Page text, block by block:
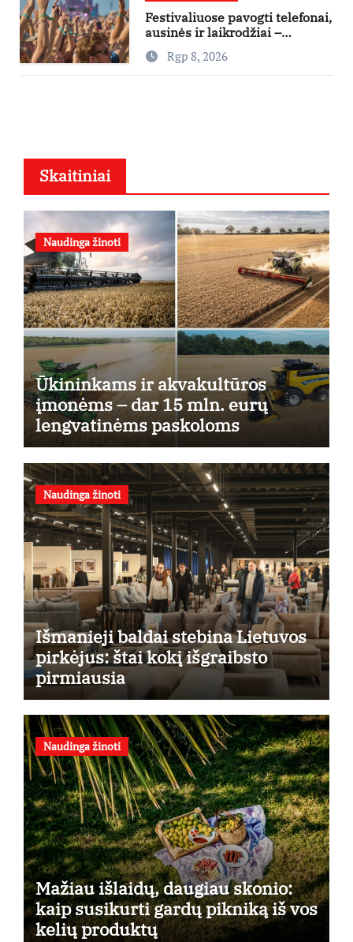
Festivaliuose pavogti telefonai,
ausinės ir laikrodžiai –
ekspertai primena apie
didžiausias finansines rizikas
Rgp 8, 2026
Skaitiniai
Naudinga žinoti
Ūkininkams ir akvakultūros
įmonėms – dar 15 mln. eurų
lengvatinėms paskoloms
Naudinga žinoti
Išmanieji baldai stebina Lietuvos
pirkėjus: štai kokį išgraibsto
pirmiausia
Naudinga žinoti
Mažiau išlaidų, daugiau skonio:
kaip susikurti gardų pikniką iš vos
kelių produktų